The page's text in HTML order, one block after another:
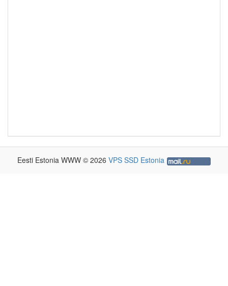
Eesti Estonia WWW © 2026 VPS SSD Estonia